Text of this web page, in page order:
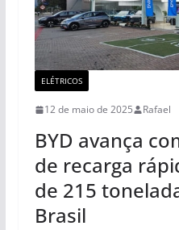
ELÉTRICOS
12 de maio de 2025 Rafael
BYD avança
de recarga
de 215
Brasil